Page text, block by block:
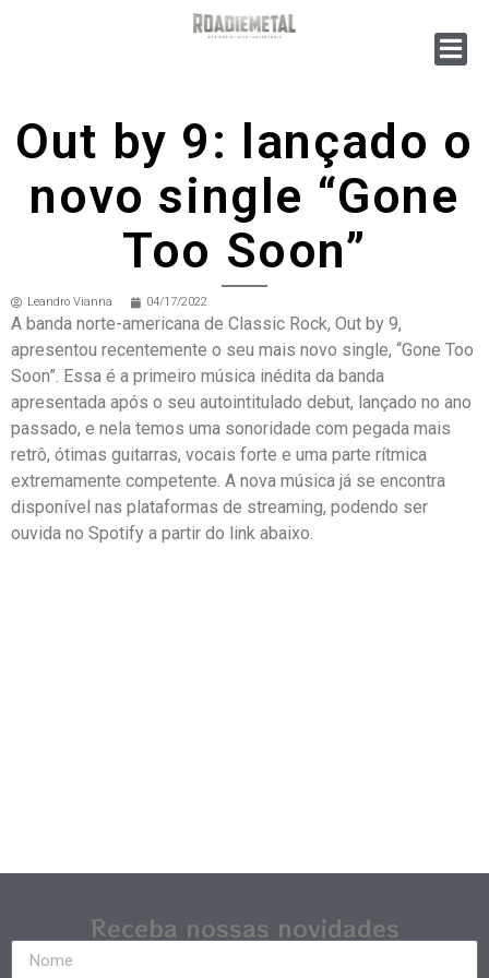
Out by 9: lançado o
novo single “Gone
Too Soon”
Leandro Vianna 04/17/2022
A banda norte-americana de Classic Rock, Out by 9,
apresentou recentemente o seu mais novo single, “Gone Too
Soon”. Essa é a primeiro música inédita da banda
apresentada após o seu autointitulado debut, lançado no ano
passado, e nela temos uma sonoridade com pegada mais
retrô, ótimas guitarras, vocais forte e uma parte rítmica
extremamente competente. A nova música já se encontra
disponível nas plataformas de streaming, podendo ser
ouvida no Spotify a partir do link abaixo.
Receba nossas novidades